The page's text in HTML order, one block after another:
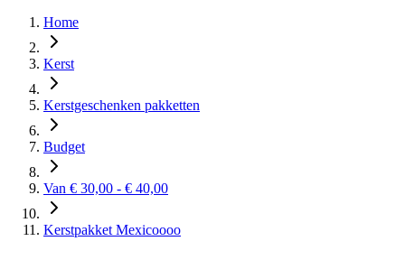
Home
Kerst
Kerstgeschenken pakketten
Budget
Van € 30,00 - € 40,00
Kerstpakket Mexicoooo